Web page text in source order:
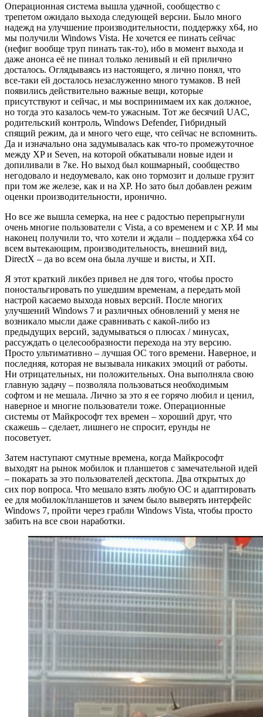
Операционная система вышла удачной, сообщество с
трепетом ожидало выхода следующей версии. Было много
надежд на улучшение производительности, поддержку x64, но
мы получили Windows Vista. Не хочется ее пинать сейчас
(нефиг вообще труп пинать так-то), ибо в момент выхода и
даже анонса её не пинал только ленивый и ей прилично
досталось. Оглядываясь из настоящего, я лично понял, что
все-таки ей досталось незаслуженно много тумаков. В ней
появились действительно важные вещи, которые
присутствуют и сейчас, и мы воспринимаем их как должное,
но тогда это казалось чем-то ужасным. Тот же бесячий UAC,
родительский контроль, Windows Defender, Гибридный
спящий режим, да и много чего еще, что сейчас не вспомнить.
Да и изначально она задумывалась как что-то промежуточное
между XP и Seven, на которой обкатывали новые идеи и
допиливали в 7ке. Но выход был кошмарный, сообщество
негодовало и недоумевало, как оно тормозит и дольше грузит
при том же железе, как и на XP. Но зато был добавлен режим
оценки производительности, иронично.
Но все же вышла семерка, на нее с радостью перепрыгнули
очень многие пользователи с Vista, а со временем и с XP. И мы
наконец получили то, что хотели и ждали – поддержка x64 со
всем вытекающим, производительность, внешний вид,
DirectX – да во всем она была лучше и висты, и ХП.
Я этот краткий ликбез привел не для того, чтобы просто
поностальгировать по ушедшим временам, а передать мой
настрой касаемо выхода новых версий. После многих
улучшений Windows 7 и различных обновлений у меня не
возникало мысли даже сравнивать с какой-либо из
предыдущих версий, задумываться о плюсах / минусах,
рассуждать о целесообразности перехода на эту версию.
Просто ультимативно – лучшая ОС того времени. Наверное, и
последняя, которая не вызывала никаких эмоций от работы.
Ни отрицательных, ни положительных. Она выполняла свою
главную задачу – позволяла пользоваться необходимым
софтом и не мешала. Лично за это я ее горячо любил и ценил,
наверное и многие пользователи тоже. Операционные
системы от Майкрософт тех времен – хороший друг, что
скажешь – сделает, лишнего не спросит, ерунды не
посоветует.
Затем наступают смутные времена, когда Майкрософт
выходят на рынок мобилок и планшетов с замечательной идей
– покарать за это пользователей десктопа. Два открытых до
сих пор вопроса. Что мешало взять любую ОС и адаптировать
ее для мобилок/планшетов и зачем было выверять интерфейс
Windows 7, пройти через грабли Windows Vista, чтобы просто
забить на все свои наработки.